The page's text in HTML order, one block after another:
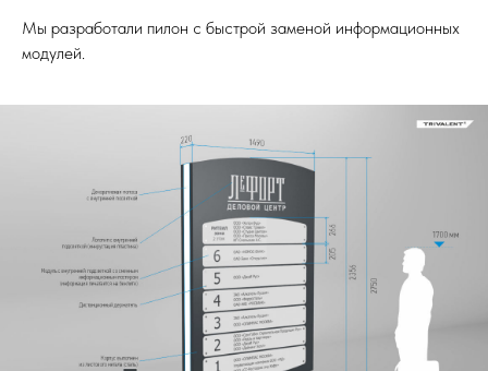
Мы разработали пилон с быстрой заменой информационных
модулей.